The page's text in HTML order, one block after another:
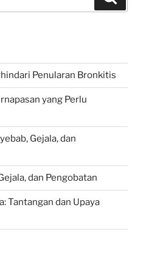
Penularan Bronkitis
yang Perlu
Gejala, dan
dan Pengobatan
Tantangan dan Upaya